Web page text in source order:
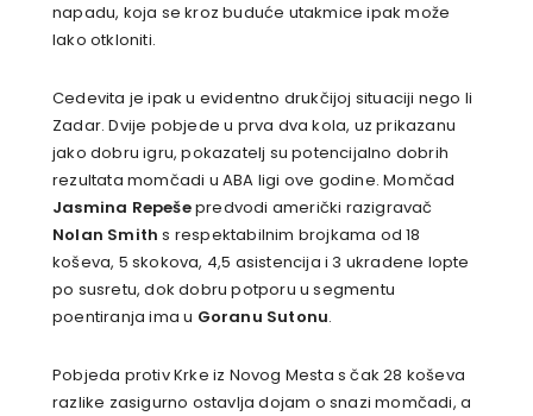
napadu, koja se kroz buduće utakmice ipak može
lako otkloniti.
Cedevita je ipak u evidentno drukčijoj situaciji nego li
Zadar. Dvije pobjede u prva dva kola, uz prikazanu
jako dobru igru, pokazatelj su potencijalno dobrih
rezultata momčadi u ABA ligi ove godine. Momčad
Jasmina Repešepredvodi američki razigravač
Nolan Smith s respektabilnim brojkama od 18
koševa, 5 skokova, 4,5 asistencija i 3 ukradene lopte
po susretu, dok dobru potporu u segmentu
poentiranja ima u Goranu Sutonu.
Pobjeda protiv Krke iz Novog Mesta s čak 28 koševa
razlike zasigurno ostavlja dojam o snazi momčadi, a